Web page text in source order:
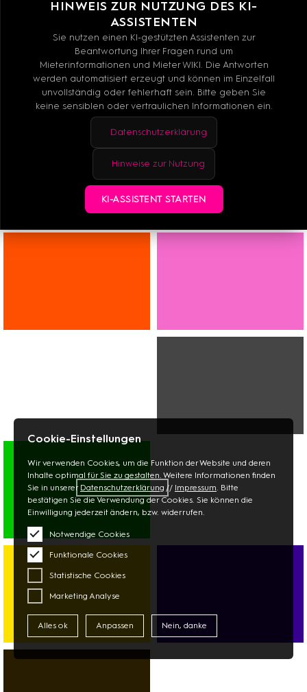
HINWEIS ZUR NUTZUNG DES KI-
ASSISTENTEN
Sie nutzen einen KI-gestützten Assistenten zur
Beantwortung Ihrer Fragen rund um
Mieterinformationen und Mieter WIKI. Die Antworten
werden automatisiert erzeugt und können im Einzelfall
unvollständig oder fehlerhaft sein. Bitte geben Sie
keine sensiblen oder vertraulichen Informationen ein.
Datenschutzerklärung
Hinweise zur Nutzung
KI-ASSISTENT STARTEN
Cookie-Einstellungen
Wir verwenden Cookies, um die Funktion der Website und deren
Inhalte optimal für Sie zu gestalten. Weitere Informationen finden
Sie in unserer Datenschutzerklärung // Impressum . Bitte
bestätigen Sie die Verwendung der Cookies. Sie können die
Einwilligung jederzeit ändern, bzw. widerrufen.
Notwendige Cookies
Funktionale Cookies
Statistische Cookies
Marketing Analyse
Alles ok Anpassen Nein, danke
16. Oktober, 16 - 20 Uhr
im Erdgeschoss, Eintritt frei
ÜBER 80 SHOPS
FASHION
BEAUTY
TECHNIK
SUPERMARKT
ASIAMARKT
DISCOUNTER
BANK
AUTOVERMIETUNG
FITNESS